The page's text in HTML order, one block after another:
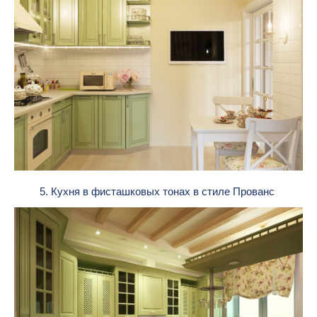
5. Кухня в фисташковых тонах в стиле Прованс